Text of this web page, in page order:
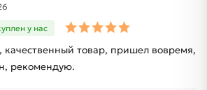
у нас
качественный товар, пришел вовремя,
рекомендую.